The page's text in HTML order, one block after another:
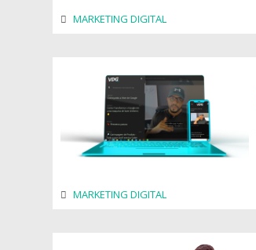
MARKETING DIGITAL
MARKETING DIGITAL